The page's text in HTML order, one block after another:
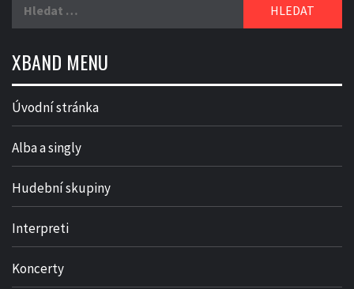
XBAND MENU
Úvodní stránka
Alba a singly
Hudební skupiny
Interpreti
Koncerty